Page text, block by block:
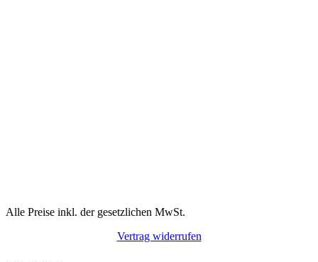
Alle Preise inkl. der gesetzlichen MwSt.
Vertrag widerrufen